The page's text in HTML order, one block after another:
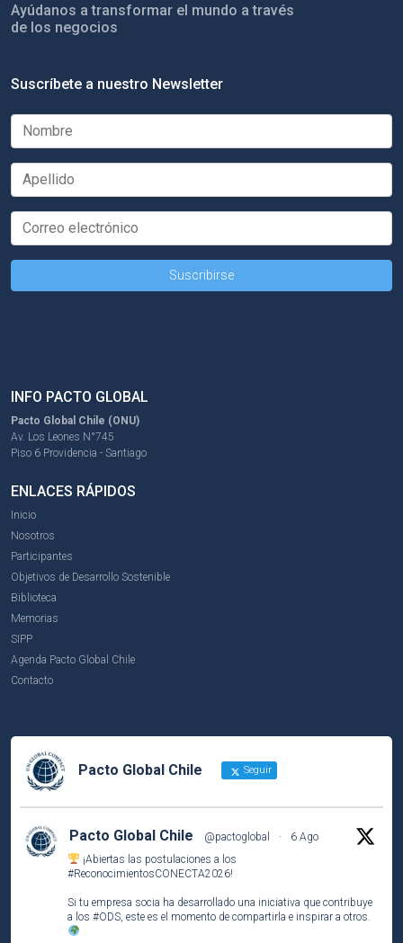
Ayúdanos a transformar el mundo a través
de los negocios
Suscríbete a nuestro Newsletter
INFO PACTO GLOBAL
Pacto Global Chile (ONU)
Av. Los Leones N°745
Piso 6 Providencia - Santiago
ENLACES RÁPIDOS
Inicio
Nosotros
Participantes
Objetivos de Desarrollo Sostenible
Biblioteca
Memorias
SIPP
Agenda Pacto Global Chile
Contacto
Pacto Global Chile Seguir
Pacto Global Chile @pactoglobal ·
6 Ago
¡Abiertas las postulaciones a los
#ReconocimientosCONECTA2026!
Si tu empresa socia ha desarrollado una iniciativa que contribuye
a los #ODS , este es el momento de compartirla e inspirar a otros.